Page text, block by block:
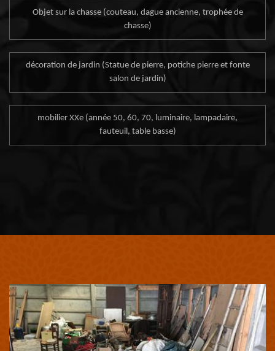
Objet sur la chasse (couteau, dague ancienne, trophée de
chasse)
décoration de jardin (Statue de pierre, potiche pierre et fonte
salon de jardin)
mobilier XXe (année 50, 60, 70, luminaire, lampadaire,
fauteuil, table basse)